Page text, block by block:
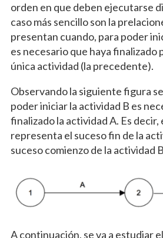
orden en que deben ejecutarse
caso más sencillo son la
presentan cuando, para poder
es necesario que haya finalizado
única actividad (la precedente).
Observando la siguiente figura
poder iniciar la actividad B es
finalizado la actividad A. Es
representa el suceso fin de la
suceso comienzo de la actividad
A continuación, se va a estudiar